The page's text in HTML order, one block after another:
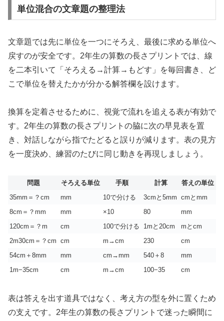
単位混合の文章題の整理法
文章題では先に単位を一つにそろえ、最後に求める単位へ
戻すのが安全です。2年生の算数の長さプリントでは、線
を二本引いて「そろえる→計算→もどす」を毎回書き、ど
こで単位を替えたかが分かる解答欄を設けます。
換算を定着させるために、視覚で流れを追える表が有効で
す。2年生の算数の長さプリントの脇に次の早見表を置
き、対話しながら指でたどると誤りが減ります。表の見方
を一度決め、練習のたびに同じ動きを再現しましょう。
問題 そろえる単位 手順 計算
答えの単位
35mm＝？cm
mm 10で分ける 3cmと5mm cmとmm
8cm＝？mm
mm ×10 80
mm
120cm＝？m
cm 100で分ける 1mと20cm
mとcm
2m30cm＝？cm cm m→cm 230
cm
54cm＋8mm
mm cm→mm 540＋8
mm
1m−35cm
cm m→cm 100−35 cm
表は答えを出す道具ではなく、考え方の型を外に置くため
の支えです。2年生の算数の長さプリントで迷った瞬間に